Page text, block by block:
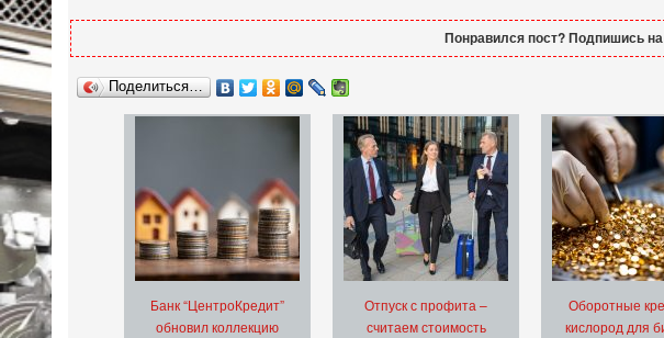
Понравился пост? Подпишись
Поделиться…
Банк “ЦентроКредит”
обновил коллекцию
Отпуск с профита –
считаем стоимость
Оборотные
кислород для